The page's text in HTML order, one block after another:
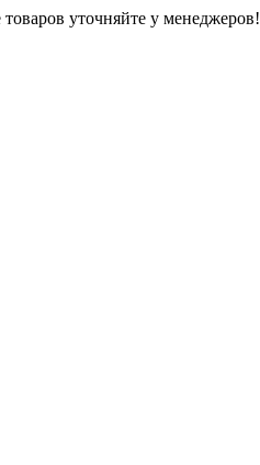
уточняйте у менеджеров!